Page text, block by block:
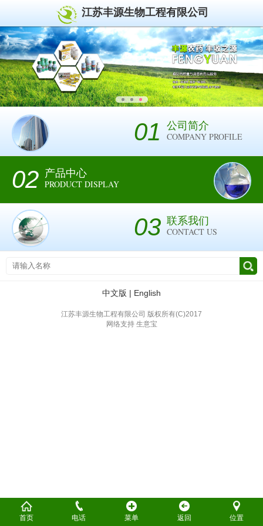
江苏丰源生物工程有限公司
01 公司简介
COMPANY PROFILE
02 产品中心
PRODUCT DISPLAY
03 联系我们
CONTACT US
中文版 | English
江苏丰源生物工程有限公司 版权所有(C)2017
网络支持生意宝
首页 电话 菜单 返回 位置